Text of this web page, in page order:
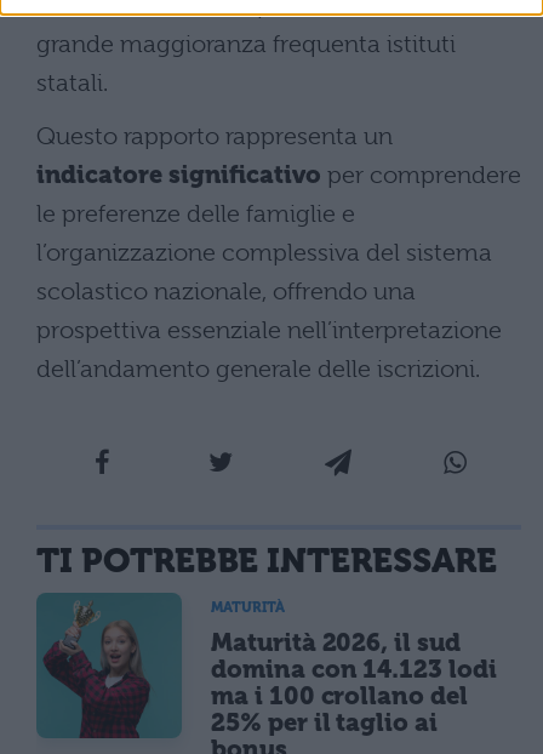
grande maggioranza frequenta istituti
statali.
Questo rapporto rappresenta un
indicatore significativo per comprendere
le preferenze delle famiglie e
l’organizzazione complessiva del sistema
scolastico nazionale, offrendo una
prospettiva essenziale nell’interpretazione
dell’andamento generale delle iscrizioni.
TI POTREBBE INTERESSARE
MATURITÀ
Maturità 2026, il sud
domina con 14.123 lodi
ma i 100 crollano del
25% per il taglio ai